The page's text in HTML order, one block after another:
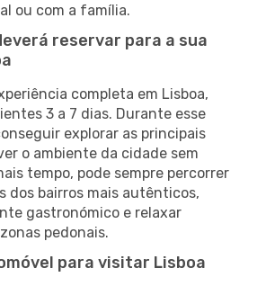
ou com a família.
reservar para a sua
completa em Lisboa,
3 a 7 dias. Durante esse
explorar as principais
o ambiente da cidade sem
tempo, pode sempre percorrer
dos bairros mais autênticos,
gastronómico e relaxar
pedonais.
para visitar Lisboa